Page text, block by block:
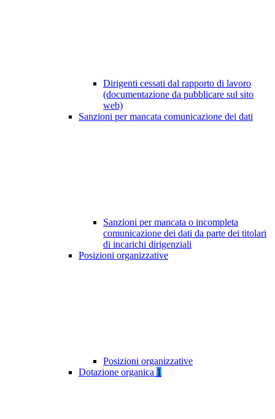
Dirigenti cessati dal rapporto di lavoro
(documentazione da pubblicare sul sito
web)
Sanzioni per mancata comunicazione dei dati
Sanzioni per mancata o incompleta
comunicazione dei dati da parte dei titolari
di incarichi dirigenziali
Posizioni organizzative
Posizioni organizzative
Dotazione organica 1